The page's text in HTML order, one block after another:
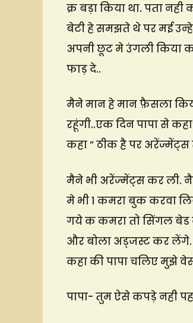
क्र बड़ा किया था. पता
बेटी हे समझते थे पर मई
अपनी छूट मे उंगली किया
फाड़ दे..
मैने मान हे मान फ़ैसला
रहूंगी..एक दिन पापा से
कहा ” ठीक है पर अरेंज्मेंट्स
मैने भी अरेंज्मेंट्स कर ली.
मे भी 1 कमरा बुक करवा
गये क कमरा तो सिंगल बेड
और बोला अड्जस्ट कर लेंगे.
कहा की पापा चलिए मुझे
पापा- तुम ऐसे कपड़े नही